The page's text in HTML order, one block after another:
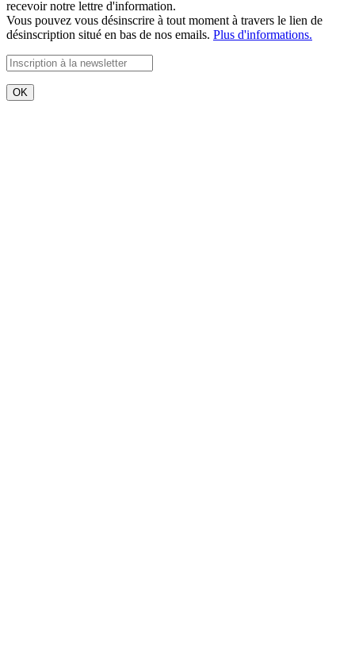
recevoir notre lettre d'information.
Vous pouvez vous désinscrire à tout moment à travers le lien de
désinscription situé en bas de nos emails. Plus d'informations.